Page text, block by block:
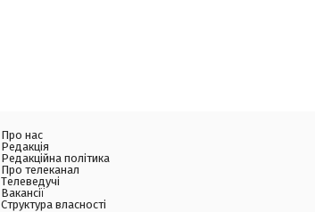
Про нас
Редакція
Редакційна політика
Про телеканал
Телеведучі
Вакансії
Структура власності